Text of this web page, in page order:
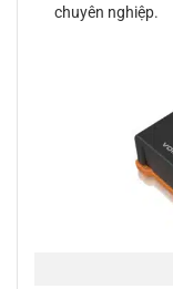
chuyên nghiệp.